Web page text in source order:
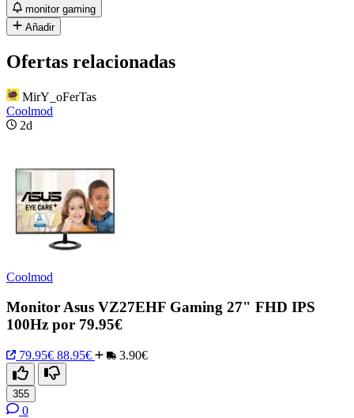
monitor gaming
Añadir
Ofertas relacionadas
MirY_oFerTas
Coolmod
2d
Coolmod
Monitor Asus VZ27EHF Gaming 27" FHD IPS
100Hz por 79.95€
79.95€ 88.95€ 3.90€
355
0